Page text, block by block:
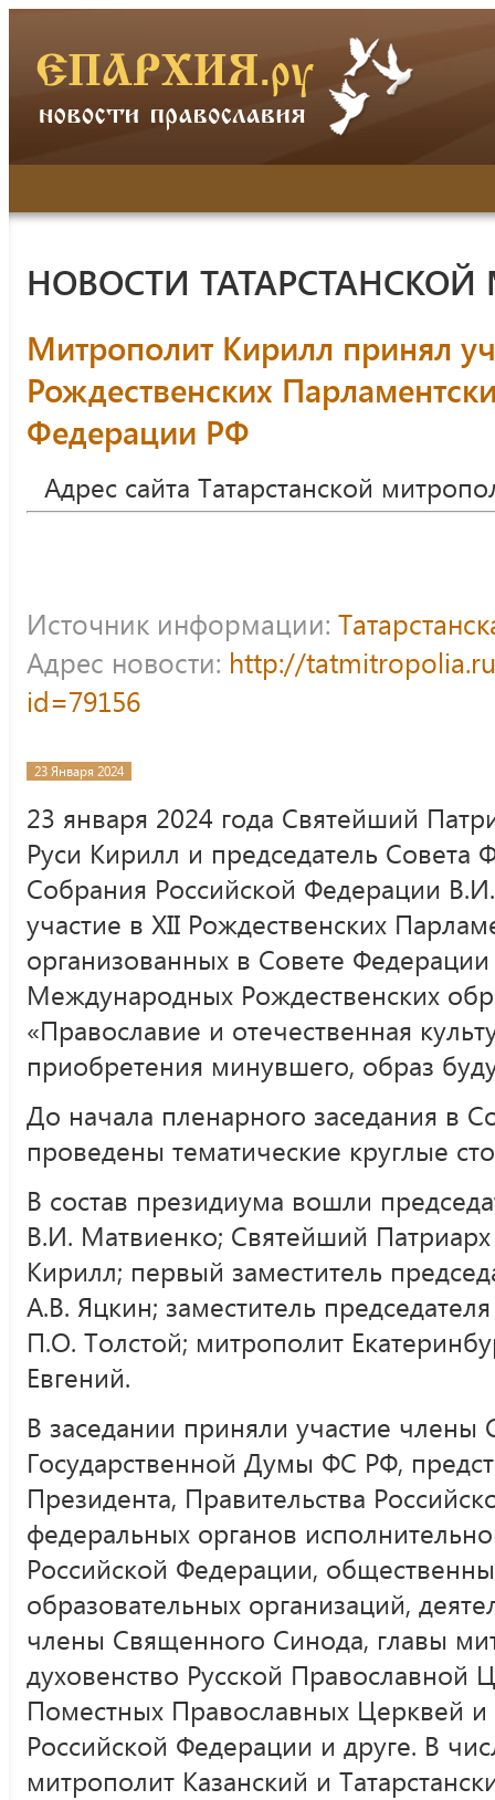
НОВОСТИ
Митрополит Кирилл принял
Рождественских
Федерации РФ
Адрес сайта Татарстанской
Источник информации:
Адрес новости: http://
id=79156
23 Января 2024
23 января 2024 года Святейший
Руси Кирилл и председатель Совета
Собрания Российской Федерации
участие в XII Рождественских
организованных в Совете Федерации
Международных Рождественских
«Православие и отечественная
приобретения минувшего, образ
До начала пленарного заседания в
проведены тематические круглые
В состав президиума вошли
В.И. Матвиенко; Святейший
Кирилл; первый заместитель
А.В. Яцкин; заместитель
П.О. Толстой; митрополит
Евгений.
В заседании приняли участие члены
Государственной Думы ФС РФ,
Президента, Правительства
федеральных органов
Российской Федерации,
образовательных организаций,
члены Священного Синода, главы
духовенство Русской Православной
Поместных Православных Церквей
Российской Федерации и друге. В
митрополит Казанский и